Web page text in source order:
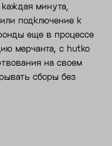
минута,
подключение к
еще в процессе
мерчанта, с hutko
на своем
сборы без